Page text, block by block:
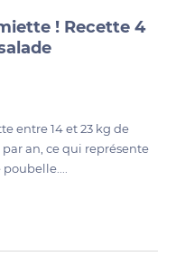
! Recette 4
entre 14 et 23 kg de
an, ce qui représente